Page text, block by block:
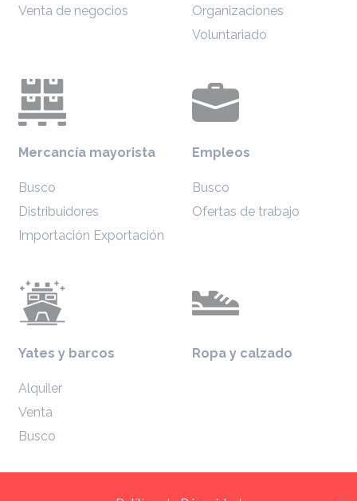
Venta de negocios
Organizaciones
Voluntariado
Mercancía mayorista
Busco
Distribuidores
Importación Exportación
Empleos
Busco
Ofertas de trabajo
Yates y barcos
Alquiler
Venta
Busco
Ropa y calzado